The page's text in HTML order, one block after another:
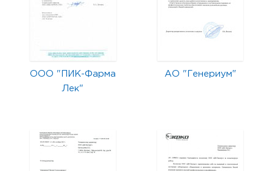
ООО "ПИК-Фарма
Лек"
АО "Генериум"